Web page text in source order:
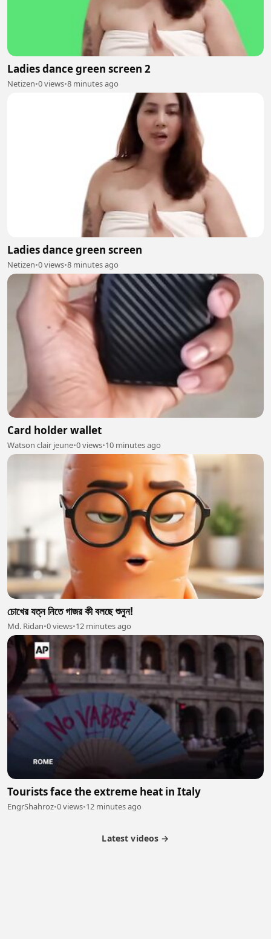
Ladies dance green screen 2
Netizen•0 views•8 minutes ago
Ladies dance green screen
Netizen•0 views•8 minutes ago
Card holder wallet
Watson clair jeune•0 views•10 minutes ago
চোখের যত্ন নিতে গাজর কী বলছে শুনুন!
Md. Ridan•0 views•12 minutes ago
Tourists face the extreme heat in Italy
EngrShahroz•0 views•12 minutes ago
Latest videos →